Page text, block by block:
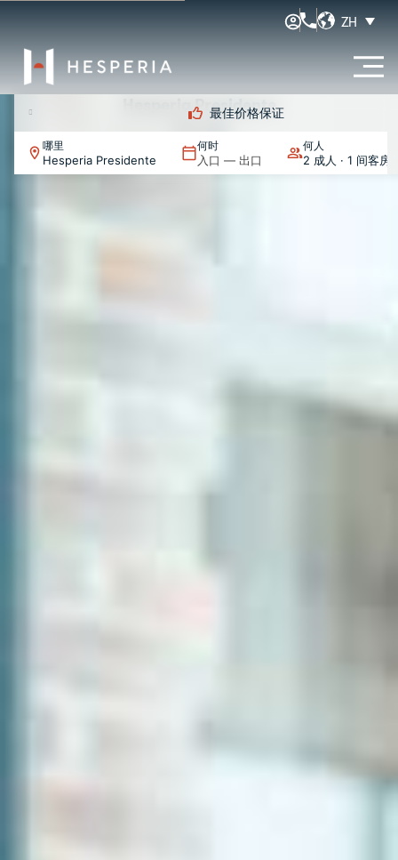
ZH
保证
哪里
Hesperia Presidente
何时
入口 — 出口
何人
2 成人 · 1 间客房
Hesperia Presidente
活动